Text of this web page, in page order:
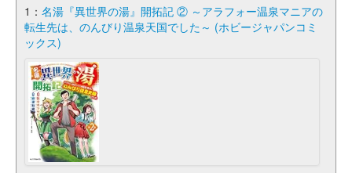
1： 名湯『異世界の湯』開拓記 ② ～アラフォー温泉マニアの
転生先は、のんびり温泉天国でした～ (ホビージャパンコミ
ックス)